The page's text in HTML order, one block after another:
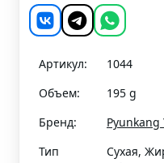
Артикул:
1044
Объем:
195 g
Бренд:
Pyunkang
Тип
Сухая,